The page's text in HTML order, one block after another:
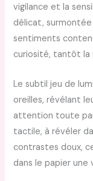
vigilance et la
délicat,
sentiments
curiosité, tantôt la
Le subtil jeu de
oreilles, révélant
attention toute
tactile, à révéler
contrastes doux,
dans le papier une